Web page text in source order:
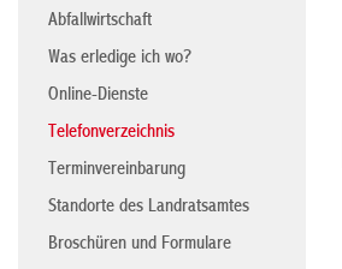
Abfallwirtschaft
Was erledige ich wo?
Online-Dienste
Telefonverzeichnis
Terminvereinbarung
Standorte des Landratsamtes
Broschüren und Formulare